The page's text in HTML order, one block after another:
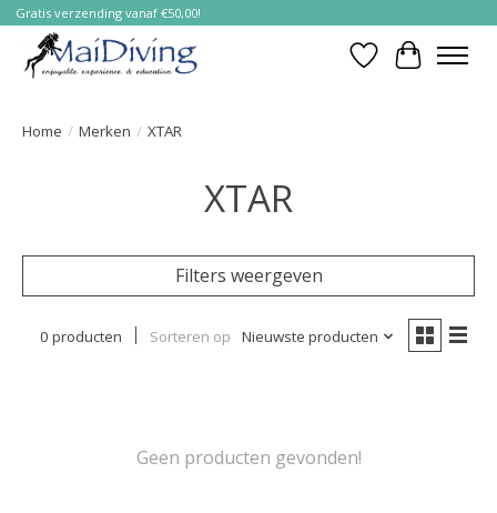
Gratis verzending vanaf €50,00!
Verlanglijst
Home / Merken / XTAR
XTAR
Filters weergeven
0 producten Sorteren op Nieuwste producten
Geen producten gevonden!